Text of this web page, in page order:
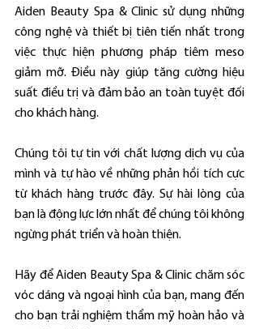
Aiden Beauty Spa & Clinic sử dụng những
công nghệ và thiết bị tiên tiến nhất trong
việc thực hiện phương pháp tiêm meso
giảm mỡ. Điều này giúp tăng cường hiệu
suất điều trị và đảm bảo an toàn tuyệt đối
cho khách hàng.
Chúng tôi tự tin với chất lượng dịch vụ của
mình và tự hào về những phản hồi tích cực
từ khách hàng trước đây. Sự hài lòng của
bạn là động lực lớn nhất để chúng tôi không
ngừng phát triển và hoàn thiện.
Hãy để Aiden Beauty Spa & Clinic chăm sóc
vóc dáng và ngoại hình của bạn, mang đến
cho bạn trải nghiệm thẩm mỹ hoàn hảo và